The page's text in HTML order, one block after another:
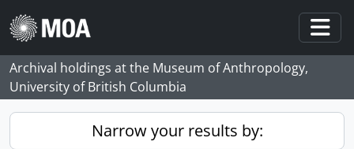
Skip to main content
Archival holdings at the Museum of Anthropology,
University of British Columbia
Narrow your results by: